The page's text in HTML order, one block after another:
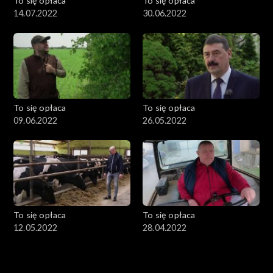
14.07.2022
30.06.2022
To się opłaca
09.06.2022
To się opłaca
26.05.2022
To się opłaca
12.05.2022
To się opłaca
28.04.2022